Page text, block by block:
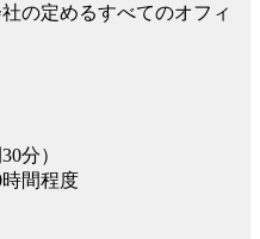
の定めるすべてのオフィ
分）
間程度